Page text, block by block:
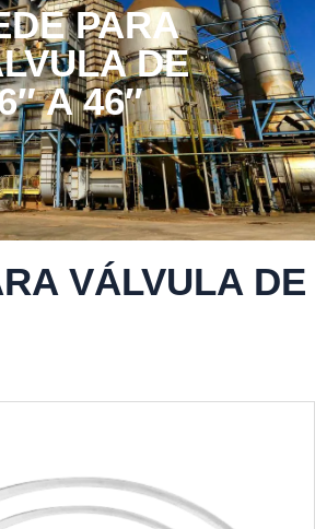
PARA
DE
A 46″
VÁLVULA DE